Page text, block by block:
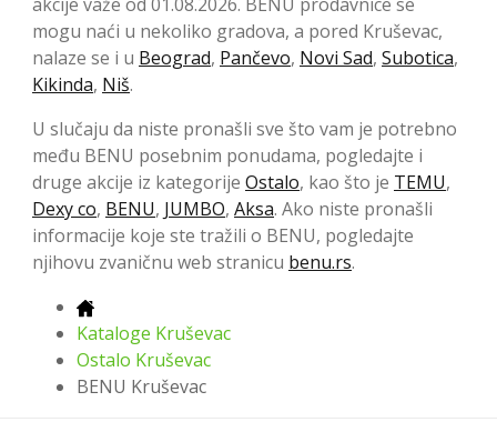
mogu naći u nekoliko gradova, a pored Kruševac,
nalaze se i u Beograd, Pančevo, Novi Sad, Subotica,
Kikinda, Niš.
U slučaju da niste pronašli sve što vam je potrebno
među BENU posebnim ponudama, pogledajte i
druge akcije iz kategorije Ostalo, kao što je TEMU,
Dexy co, BENU, JUMBO, Aksa. Ako niste pronašli
informacije koje ste tražili o BENU, pogledajte
njihovu zvaničnu web stranicu benu.rs.
Kataloge Kruševac
Ostalo Kruševac
BENU Kruševac